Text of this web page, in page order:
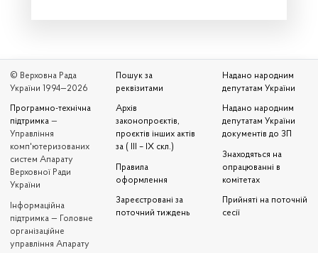
© Верховна Рада
України 1994—2026
Програмно-технічна
підтримка —
Управління
комп'ютеризованих
систем Апарату
Верховної Ради
України
Iнформаційна
підтримка — Головне
організаційне
управління Апарату
Пошук за
реквізитами
Архів
законопроєктів,
проєктів інших актів
за ( III – IX скл.)
Правила
оформлення
Зареєстровані за
поточний тиждень
Надано народним
депутатам України
Надано народним
депутатам України
документів до ЗП
Знаходяться на
опрацюванні в
комітетах
Прийняті на поточній
сесії